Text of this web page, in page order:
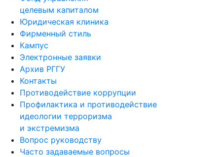
целевым капиталом
Юридическая клиника
Фирменный стиль
Кампус
Электронные заявки
Архив РГГУ
Контакты
Противодействие коррупции
Профилактика и противодействие
идеологии терроризма
и экстремизма
Вопрос руководству
Часто задаваемые вопросы